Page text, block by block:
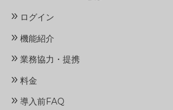
» ログイン
» 機能紹介
» 業務協力・提携
» 料金
» 導入前FAQ